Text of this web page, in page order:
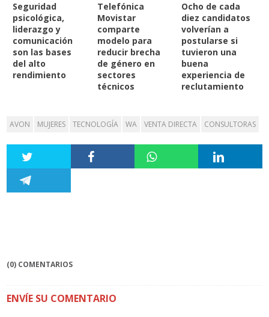
Seguridad
psicológica,
liderazgo y
comunicación
son las bases
del alto
rendimiento
Telefónica
Movistar
comparte
modelo para
reducir brecha
de género en
sectores
técnicos
Ocho de cada
diez candidatos
volverían a
postularse si
tuvieron una
buena
experiencia de
reclutamiento
AVON MUJERES TECNOLOGÍA WA VENTA DIRECTA CONSULTORAS
(0) COMENTARIOS
ENVÍE SU COMENTARIO